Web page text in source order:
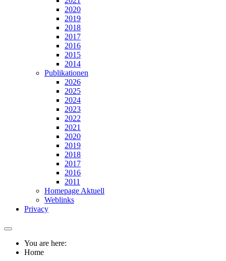
2020
2019
2018
2017
2016
2015
2014
Publikationen
2026
2025
2024
2023
2022
2021
2020
2019
2018
2017
2016
2011
Homepage Aktuell
Weblinks
Privacy
You are here:
Home